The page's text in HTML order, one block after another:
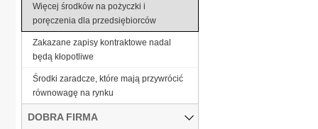
Więcej środków na pożyczki i
poręczenia dla przedsiębiorców
Zakazane zapisy kontraktowe nadal
będą kłopotliwe
Środki zaradcze, które mają przywrócić
równowagę na rynku
DOBRA FIRMA